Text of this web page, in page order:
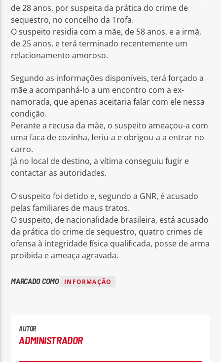
de 28 anos, por suspeita da prática do crime de
sequestro, no concelho da Trofa.
O suspeito residia com a mãe, de 58 anos, e a irmã,
de 25 anos, e terá terminado recentemente um
relacionamento amoroso.
Segundo as informações disponíveis, terá forçado a
mãe a acompanhá-lo a um encontro com a ex-
namorada, que apenas aceitaria falar com ele nessa
condição.
Perante a recusa da mãe, o suspeito ameaçou-a com
uma faca de cozinha, feriu-a e obrigou-a a entrar no
carro.
Já no local de destino, a vítima conseguiu fugir e
contactar as autoridades.
O suspeito foi detido e, segundo a GNR, é acusado
pelas familiares de maus tratos.
O suspeito, de nacionalidade brasileira, está acusado
da prática do crime de sequestro, quatro crimes de
ofensa à integridade física qualificada, posse de arma
proibida e ameaça agravada.
MARCADO COMO INFORMAÇÃO
AUTOR
ADMINISTRADOR